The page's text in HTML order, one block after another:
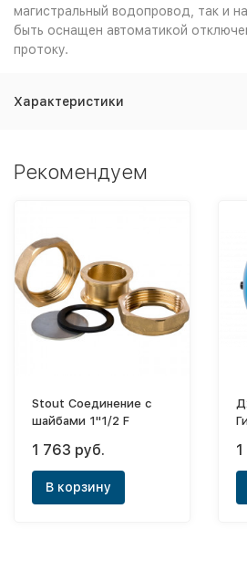
магистральный водопровод, так и
быть оснащен автоматикой
протоку.
Характеристики
Рекомендуем
Stout Соединение с
шайбами 1"1/2 F
1 763 руб.
В корзину